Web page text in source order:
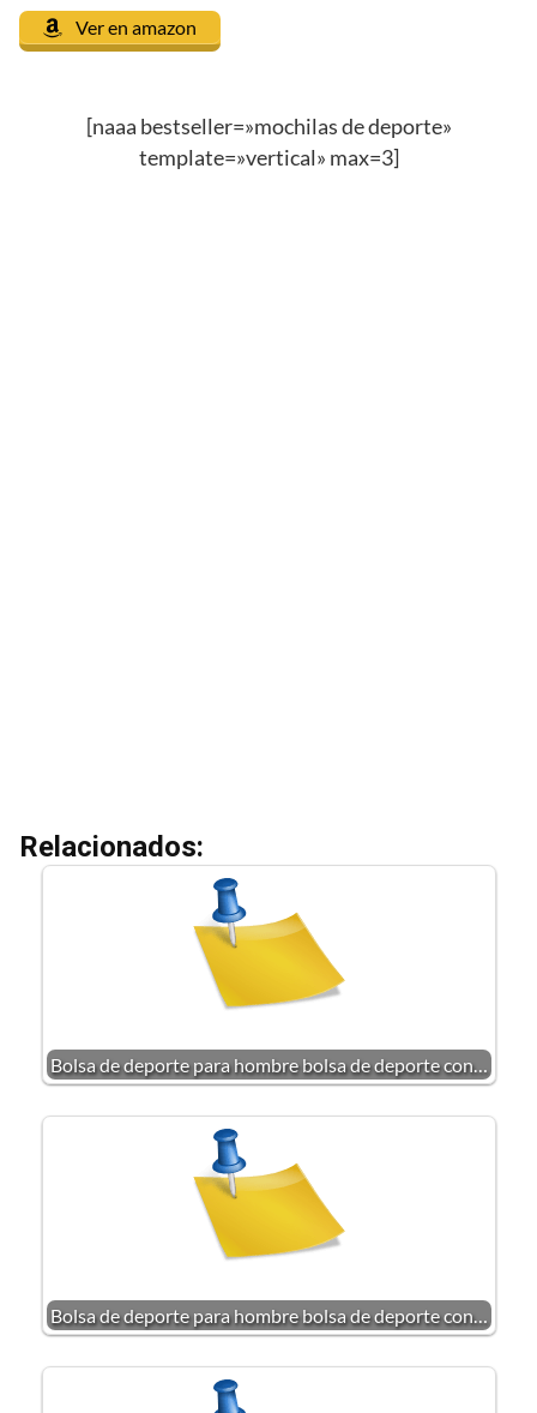
Ver en amazon
[naaa bestseller=»mochilas de deporte»
template=»vertical» max=3]
Relacionados:
Bolsa de deporte para hombre bolsa de deporte con…
Bolsa de deporte para hombre bolsa de deporte con…